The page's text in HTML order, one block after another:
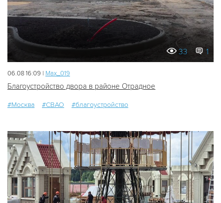
33 1
06.08 16:09 | Мах_019
Благоустройство двора в районе Отрадное
#Москва #СВАО #благоустройство